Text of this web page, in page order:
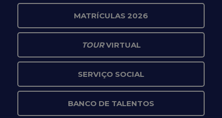
MATRÍCULAS 2026
TOURVIRTUAL
SERVIÇO SOCIAL
BANCO DE TALENTOS